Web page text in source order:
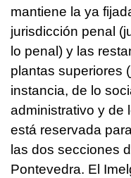
mantiene la ya
jurisdicción penal
lo penal) y las
plantas superiores
instancia, de lo
administrativo y de
está reservada
las dos secciones
Pontevedra. El